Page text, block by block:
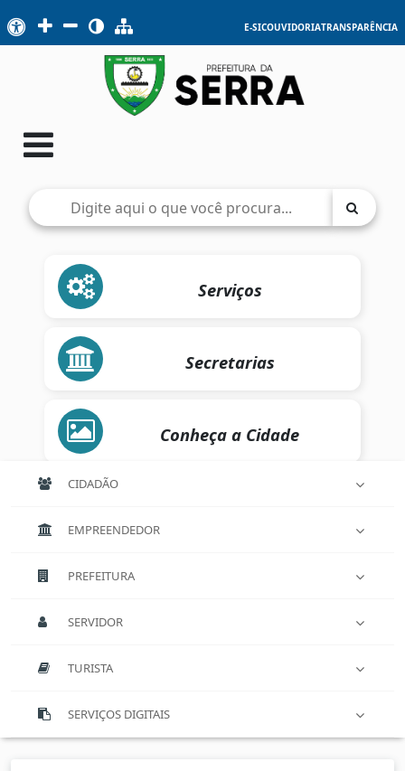
E-SICOUVIDORIATRANSPARÊNCIA
Serviços
Secretarias
Conheça a Cidade
CIDADÃO
EMPREENDEDOR
PREFEITURA
SERVIDOR
TURISTA
SERVIÇOS DIGITAIS